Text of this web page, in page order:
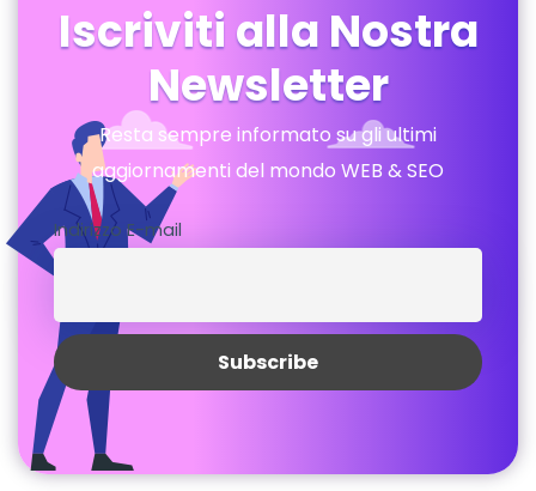
Iscriviti alla Nostra
Newsletter
Resta sempre informato su gli ultimi
aggiornamenti del mondo WEB & SEO
Indirizzo E-mail